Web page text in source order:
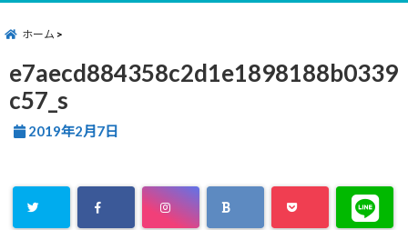
ホーム
e7aecd884358c2d1e1898188b0339
c57_s
2019年2月7日